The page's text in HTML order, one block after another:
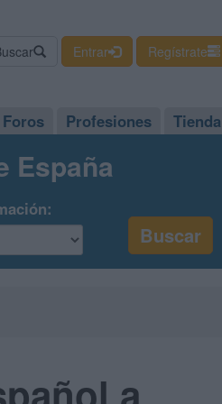
Entrar Regístrate
Foros Profesiones Tienda
España